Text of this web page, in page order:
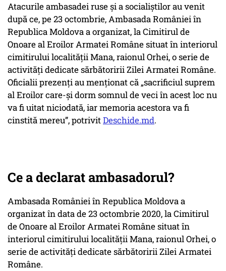
Atacurile ambasadei ruse și a socialiștilor au venit
după ce, pe 23 octombrie, Ambasada României în
Republica Moldova a organizat, la Cimitirul de
Onoare al Eroilor Armatei Române situat în interiorul
cimitirului localității Mana, raionul Orhei, o serie de
activități dedicate sărbătoririi Zilei Armatei Române.
Oficialii prezenți au menționat că „sacrificiul suprem
al Eroilor care-și dorm somnul de veci în acest loc nu
va fi uitat niciodată, iar memoria acestora va fi
cinstită mereu”, potrivitDeschide.md.
Ce a declarat ambasadorul?
Ambasada României în Republica Moldova a
organizat în data de 23 octombrie 2020, la Cimitirul
de Onoare al Eroilor Armatei Române situat în
interiorul cimitirului localității Mana, raionul Orhei, o
serie de activități dedicate sărbătoririi Zilei Armatei
Române.